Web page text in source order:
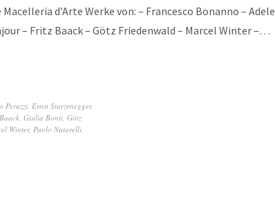
d’Arte Werke von: – Francesco Bonanno – Adele
– Fritz Baack – Götz Friedenwald – Marcel Winter –…
Peruzzi, Ernst Sturzenegger,
, Giulia Bonti, Götz
Winter, Paolo Nutarelli,